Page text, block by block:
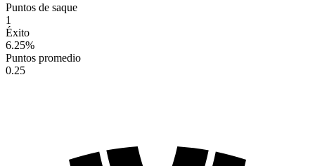
Puntos de saque
1
Éxito
6.25%
Puntos promedio
0.25